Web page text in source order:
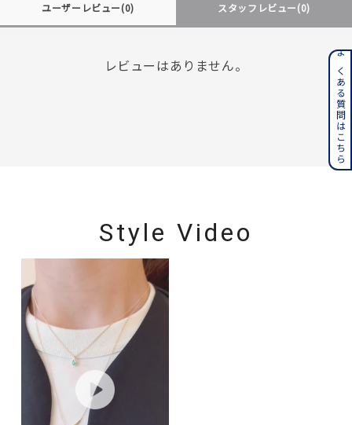
ユーザーレビュー(0) スタッフレビュー(0)
レビューはありません。
Style Video
よくある質問はこちら